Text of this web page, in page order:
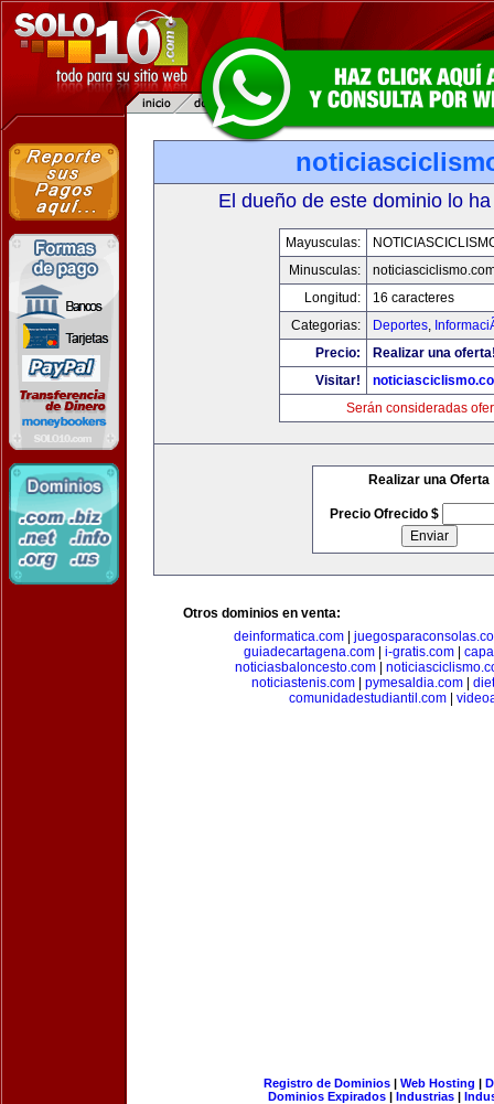
El dueño de este dominio lo
Mayusculas:
Minusculas:
Longitud:
16 caracteres
Categorias:
Deportes,
Precio:
Realizar una
Visitar!
Serán consideradas
Realizar una Oferta
Precio Ofrecido $
Otros dominios en venta:
deinformatica.com
guiadecartagena.com| i-gratis.com|
noticiasbaloncesto.com
noticiastenis.com
pymesaldia.com
comunidadestudiantil.com
Registro de Dominios| Web Hosting |
Dominios Expirados | Industrias |